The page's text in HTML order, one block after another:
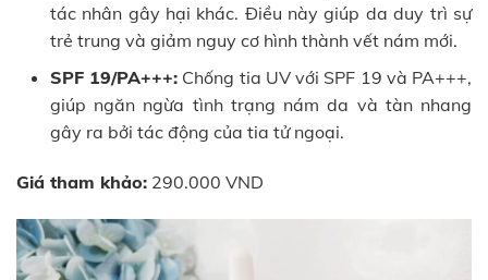
tác nhân gây hại khác. Điều này giúp da duy trì sự
trẻ trung và giảm nguy cơ hình thành vết nám mới.
SPF 19/PA+++: Chống tia UV với SPF 19 và PA+++,
giúp ngăn ngừa tình trạng nám da và tàn nhang
gây ra bởi tác động của tia tử ngoại.
Giá tham khảo: 290.000 VND